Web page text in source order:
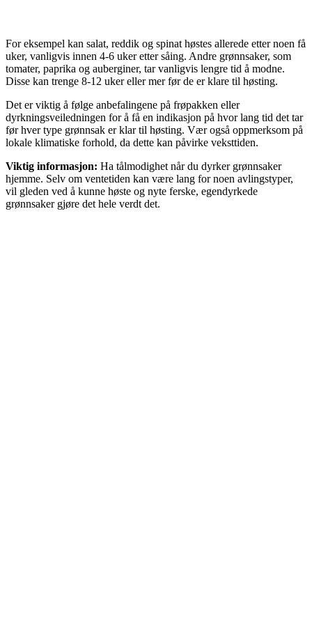
For eksempel kan salat, reddik og spinat høstes allerede etter noen få
uker, vanligvis innen 4-6 uker etter såing. Andre grønnsaker, som
tomater, paprika og auberginer, tar vanligvis lengre tid å modne.
Disse kan trenge 8-12 uker eller mer før de er klare til høsting.
Det er viktig å følge anbefalingene på frøpakken eller
dyrkningsveiledningen for å få en indikasjon på hvor lang tid det tar
før hver type grønnsak er klar til høsting. Vær også oppmerksom på
lokale klimatiske forhold, da dette kan påvirke veksttiden.
Viktig informasjon: Ha tålmodighet når du dyrker grønnsaker
hjemme. Selv om ventetiden kan være lang for noen avlingstyper,
vil gleden ved å kunne høste og nyte ferske, egendyrkede
grønnsaker gjøre det hele verdt det.